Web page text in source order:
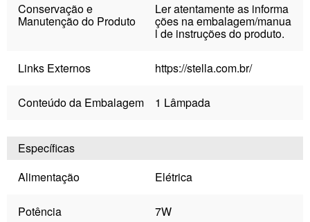
Conservação e
Manutenção do Produto
Ler atentamente as informa
ções na embalagem/manua
l de instruções do produto.
Links Externos https://stella.com.br/
Conteúdo da Embalagem 1 Lâmpada
Específicas
Alimentação
Elétrica
Potência 7W